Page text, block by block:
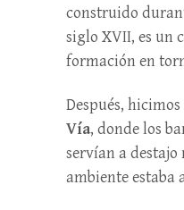
construido
siglo XVII, es un
formación en
Después,
Vía, donde los
servían a
ambiente estaba